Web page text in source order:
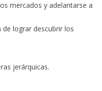
mercados y adelantarse a
lograr descubrir los
jerárquicas.